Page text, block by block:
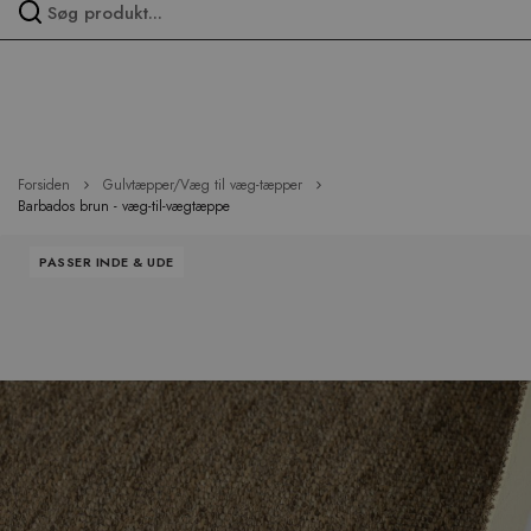
Forsiden
Gulvtæpper/Væg til væg-tæpper
Barbados brun - væg-til-vægtæppe
PASSER INDE & UDE